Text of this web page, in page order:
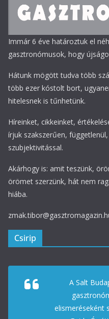
Immár 6 éve határoztuk el
gasztronómusok, hogy
Hátunk mögött tudva több
több ezer kóstolt bort,
hitelesnek is tűnhetünk.
Híreinket, cikkeinket,
írjuk szakszerűen,
szubjektivitással.
Akárhogy is: amit teszünk,
örömet szerzünk, hát nem
hiába.
Csirip
A Salt
elismeréseként